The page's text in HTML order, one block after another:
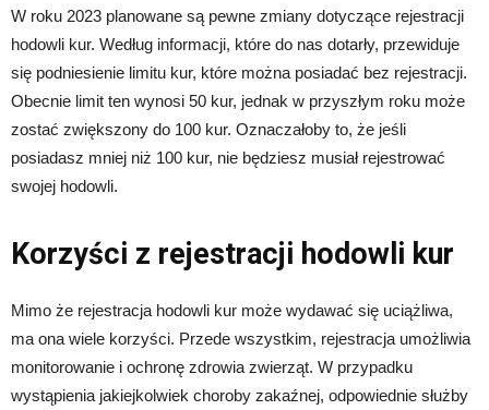
W roku 2023 planowane są pewne zmiany dotyczące rejestracji
hodowli kur. Według informacji, które do nas dotarły, przewiduje
się podniesienie limitu kur, które można posiadać bez rejestracji.
Obecnie limit ten wynosi 50 kur, jednak w przyszłym roku może
zostać zwiększony do 100 kur. Oznaczałoby to, że jeśli
posiadasz mniej niż 100 kur, nie będziesz musiał rejestrować
swojej hodowli.
Korzyści z rejestracji hodowli kur
Mimo że rejestracja hodowli kur może wydawać się uciążliwa,
ma ona wiele korzyści. Przede wszystkim, rejestracja umożliwia
monitorowanie i ochronę zdrowia zwierząt. W przypadku
wystąpienia jakiejkolwiek choroby zakaźnej, odpowiednie służby